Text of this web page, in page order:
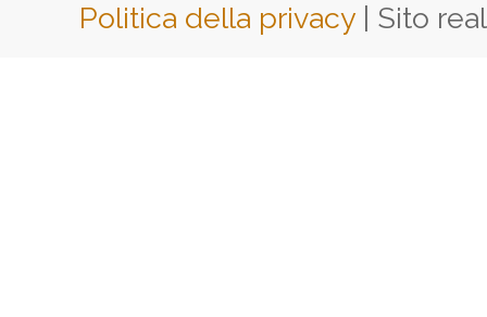
Politica della privacy | Sito